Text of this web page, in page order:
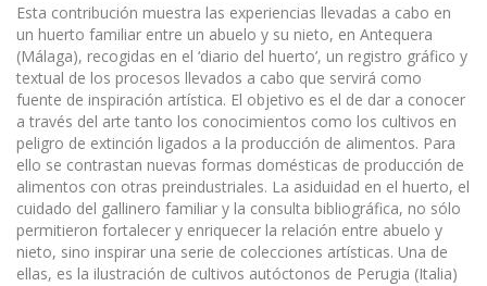
Esta contribución muestra las experiencias llevadas a cabo en
un huerto familiar entre un abuelo y su nieto, en Antequera
(Málaga), recogidas en el ‘diario del huerto’, un registro gráfico y
textual de los procesos llevados a cabo que servirá como
fuente de inspiración artística. El objetivo es el de dar a conocer
a través del arte tanto los conocimientos como los cultivos en
peligro de extinción ligados a la producción de alimentos. Para
ello se contrastan nuevas formas domésticas de producción de
alimentos con otras preindustriales. La asiduidad en el huerto, el
cuidado del gallinero familiar y la consulta bibliográfica, no sólo
permitieron fortalecer y enriquecer la relación entre abuelo y
nieto, sino inspirar una serie de colecciones artísticas. Una de
ellas, es la ilustración de cultivos autóctonos de Perugia (Italia)